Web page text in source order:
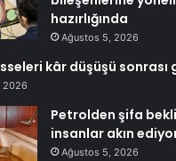
hazırlığında
Ağustos 5, 2026
kâr düşüşü sonrası
2026
Petrolden şifa
insanlar akın
Ağustos 5, 2026